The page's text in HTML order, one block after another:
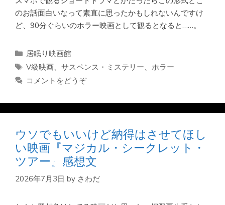
のお話面白いなって素直に思ったかもしれないんですけ
ど、90分ぐらいのホラー映画として観るとなると……。
カ
テ
リ
居眠り映画館
タ
グ
V級映画、 サスペンス・ミステリー、 ホラー
コメントをどうぞ
ウソでもいいけど納得はさせてほし
い映画『マジカル・シークレット・
ツアー』感想文
2026年7月3日 by さわだ